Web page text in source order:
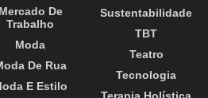
Mercado De
Trabalho
Moda
De Rua
E Estilo
Sustentabilidade
TBT
Teatro
Tecnologia